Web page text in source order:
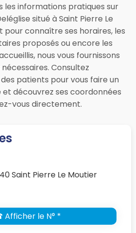
les informations pratiques sur
situé à Saint Pierre Le
pour connaître ses horaires, les
proposés ou encore les
nous vous fournissons
Consultez
patients pour vous faire un
découvrez ses coordonnées
vous directement.
Saint Pierre Le Moutier
le N° *